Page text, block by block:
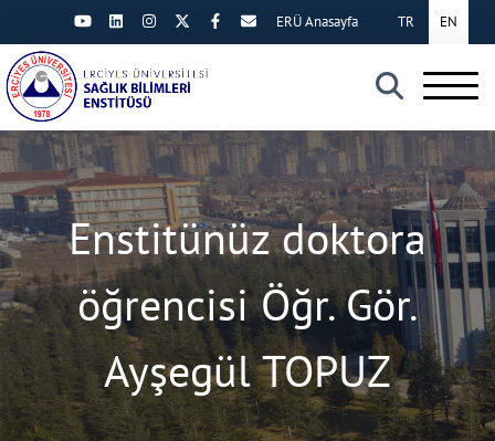
×
TR EN
ERÜ Anasayfa
Enstitünüz doktora
öğrencisi Öğr. Gör.
Ayşegül TOPUZ